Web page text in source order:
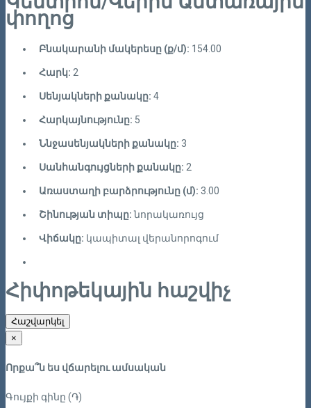
փողոց
Բնակարանի մակերեսը (ք/մ): 154.00
Հարկ: 2
Սենյակների քանակը: 4
Հարկայնությունը: 5
Ննջասենյակների քանակը: 3
Սանհանգույցների քանակը: 2
Առաստաղի բարձրությունը (մ): 3.00
Շինության տիպը:նորակառույց
Վիճակը: կապիտալ վերանորոգում
Հիփոթեկային հաշվիչ
Հաշվարկել
×
Որքա՞ն ես վճարելու ամսական
Գույքի գինը (֏)